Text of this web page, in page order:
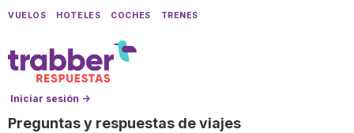
VUELOS HOTELES COCHES TRENES
Iniciar sesión →
Preguntas y respuestas de viajes